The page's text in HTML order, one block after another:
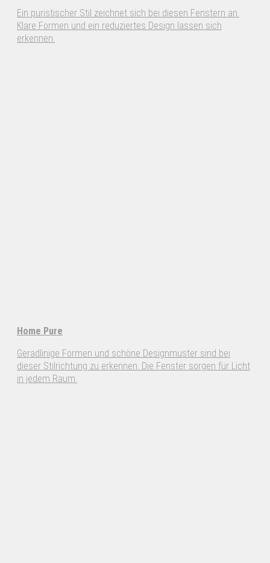
Ein puristischer Stil zeichnet sich bei diesen Fenstern an.
Klare Formen und ein reduziertes Design lassen sich
erkennen.
Home Pure
Geradlinige Formen und schöne Designmuster sind bei
dieser Stilrichtung zu erkennen. Die Fenster sorgen für Licht
in jedem Raum.